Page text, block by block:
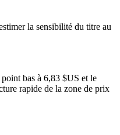
la sensibilité du titre au
bas à 6,83 $US et le
rapide de la zone de prix